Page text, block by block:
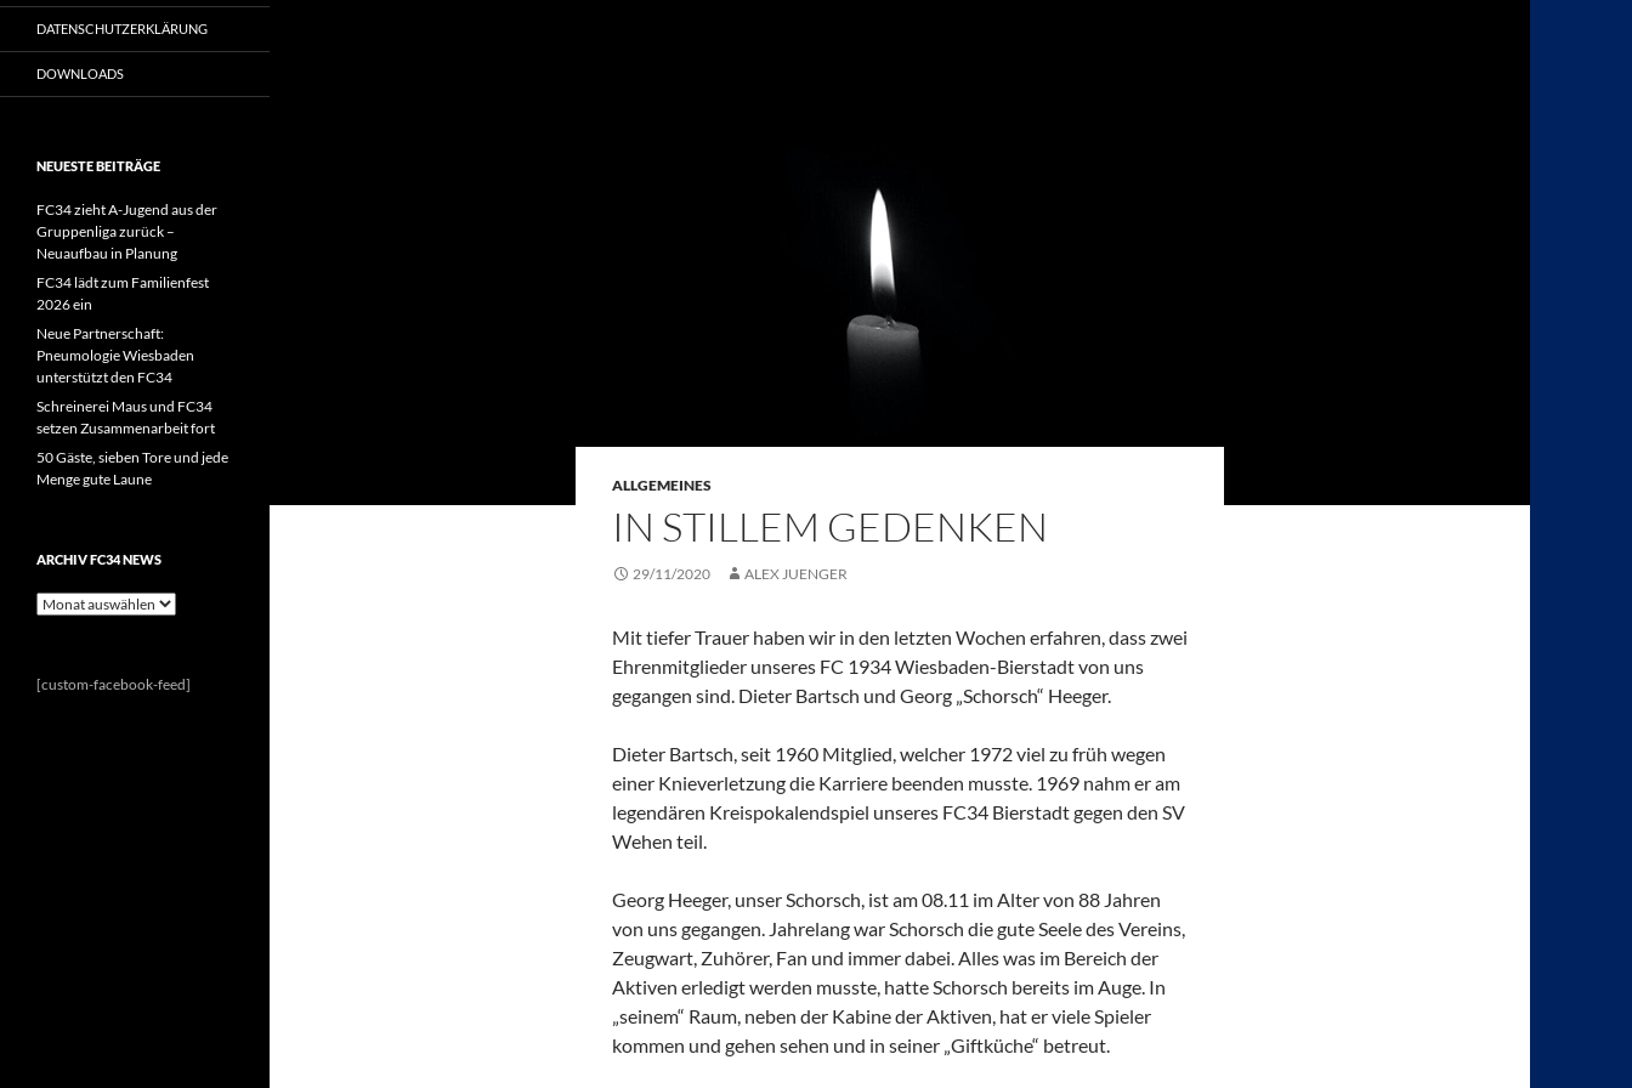
ALLGEMEINES
IN STILLEM GEDENKEN
29/11/2020 ALEX JUENGER
Mit tiefer Trauer haben wir in den letzten Wochen erfahren, dass zwei
Ehrenmitglieder unseres FC 1934 Wiesbaden-Bierstadt von uns
gegangen sind. Dieter Bartsch und Georg „Schorsch“ Heeger.
Dieter Bartsch, seit 1960 Mitglied, welcher 1972 viel zu früh wegen
einer Knieverletzung die Karriere beenden musste. 1969 nahm er am
legendären Kreispokalendspiel unseres FC34 Bierstadt gegen den SV
Wehen teil.
Georg Heeger, unser Schorsch, ist am 08.11 im Alter von 88 Jahren
von uns gegangen. Jahrelang war Schorsch die gute Seele des Vereins,
Zeugwart, Zuhörer, Fan und immer dabei. Alles was im Bereich der
Aktiven erledigt werden musste, hatte Schorsch bereits im Auge. In
„seinem“ Raum, neben der Kabine der Aktiven, hat er viele Spieler
kommen und gehen sehen und in seiner „Giftküche“ betreut.
DATENSCHUTZERKLÄRUNG
DOWNLOADS
NEUESTE BEITRÄGE
FC34 zieht A-Jugend aus der
Gruppenliga zurück –
Neuaufbau in Planung
FC34 lädt zum Familienfest
2026 ein
Neue Partnerschaft:
Pneumologie Wiesbaden
unterstützt den FC34
Schreinerei Maus und FC34
setzen Zusammenarbeit fort
50 Gäste, sieben Tore und jede
Menge gute Laune
ARCHIV FC34 NEWS
Archiv
[custom-facebook-feed]